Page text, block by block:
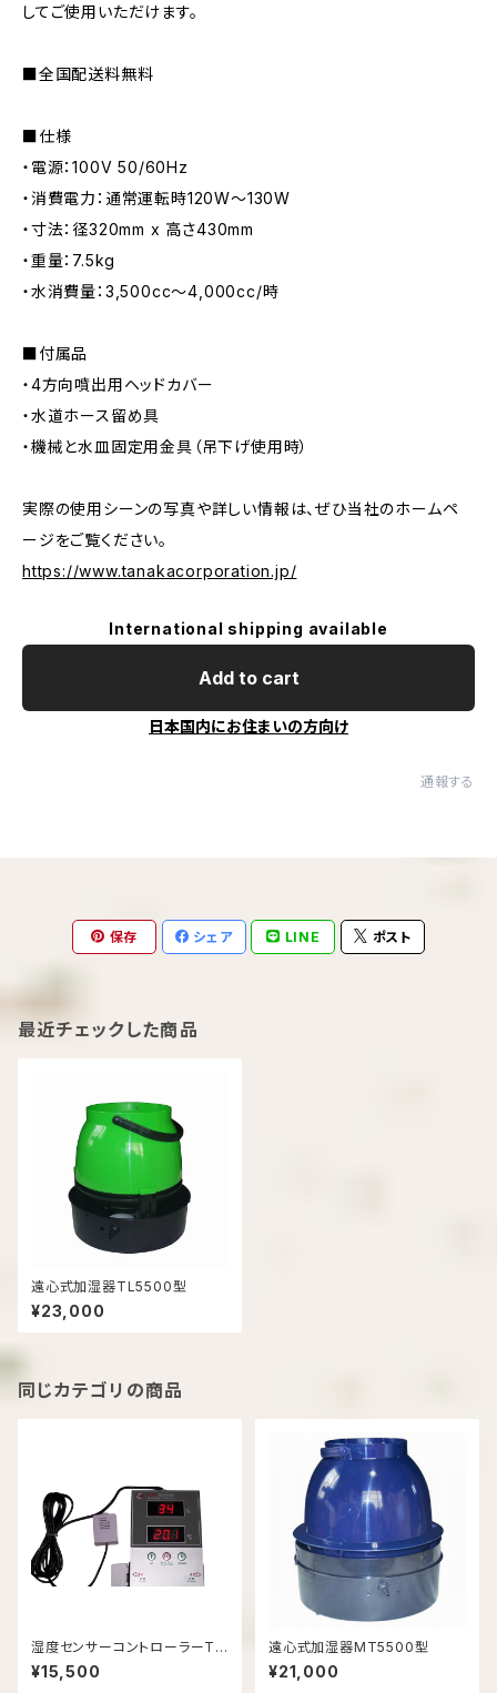
してご使用いただけます。
■全国配送料無料
■仕様
・電源：100V 50/60Hz
・消費電力：通常運転時120W〜130W
・寸法：径320mm x 高さ430mm
・重量：7.5kg
・水消費量：3,500cc〜4,000cc/時
■付属品
・4方向噴出用ヘッドカバー
・水道ホース留め具
・機械と水皿固定用金具（吊下げ使用時）
実際の使用シーンの写真や詳しい情報は、ぜひ当社のホームペ
ージをご覧ください。
https://www.tanakacorporation.jp/
International shipping available
Add to cart
日本国内にお住まいの方向け
通報する
保存 シェア LINE ポスト
最近チェックした商品
遠心式加湿器TL5500型
¥23,000
同じカテゴリの商品
湿度センサーコントローラーTL
95型
¥15,500
遠心式加湿器MT5500型
¥21,000